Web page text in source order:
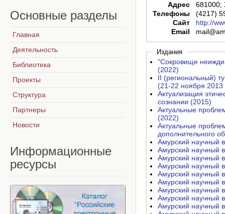
Адрес
681000;
Телефоны
(4217)
Сайт
http://
Email
Издания
"Сокровище
(2022)
II (региональный)
(21-22 ноября 2013
Актуализация
сознании (2015)
Актуальные
(2022)
Актуальные
дополнительного
Амурский научный
Амурский научный
Амурский научный
Амурский научный
Амурский научный
Амурский научный
Амурский научный
Амурский научный
Амурский научный
Основные разделы
Главная
Деятельность
Библиотека
Проекты
Структура
Партнеры
Новости
Информационные
ресурсы